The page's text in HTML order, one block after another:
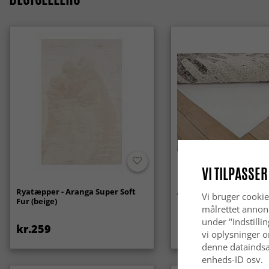
Ryatæpper - Aranga Super Soft
Fur (beige)
kr.259
Anti-slip/Skridsikker
kr.119
VI
Vi bruger
målrettet
under
vi oplysninger
denne
enheds-ID osv.